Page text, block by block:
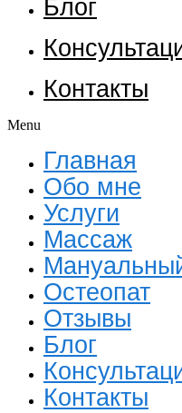
Блог
Контакты
Menu
Главная
Обо мне
Услуги
Массаж
Остеопат
Отзывы
Блог
Контакты